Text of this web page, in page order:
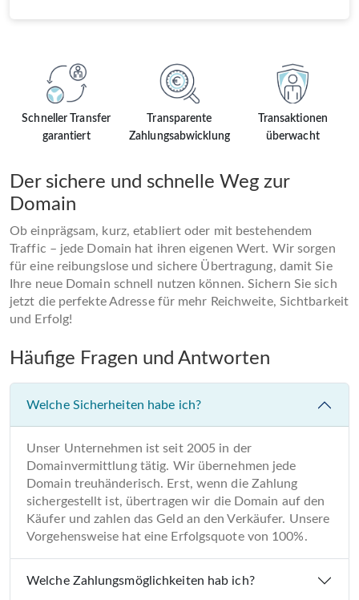
Schneller Transfer
garantiert
Transparente
Zahlungsabwicklung
Transaktionen
überwacht
Der sichere und schnelle Weg zur
Domain
Ob einprägsam, kurz, etabliert oder mit bestehendem
Traffic – jede Domain hat ihren eigenen Wert. Wir sorgen
für eine reibungslose und sichere Übertragung, damit Sie
Ihre neue Domain schnell nutzen können. Sichern Sie sich
jetzt die perfekte Adresse für mehr Reichweite, Sichtbarkeit
und Erfolg!
Häufige Fragen und Antworten
Welche Sicherheiten habe ich?
Unser Unternehmen ist seit 2005 in der
Domainvermittlung tätig. Wir übernehmen jede
Domain treuhänderisch. Erst, wenn die Zahlung
sichergestellt ist, übertragen wir die Domain auf den
Käufer und zahlen das Geld an den Verkäufer. Unsere
Vorgehensweise hat eine Erfolgsquote von 100%.
Welche Zahlungsmöglichkeiten hab ich?